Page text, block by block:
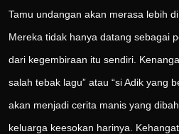
Tamu undangan akan merasa lebih
Mereka tidak hanya datang sebagai
dari kegembiraan itu sendiri.
salah tebak lagu” atau “si Adik yang
akan menjadi cerita manis yang
keluarga keesokan harinya.